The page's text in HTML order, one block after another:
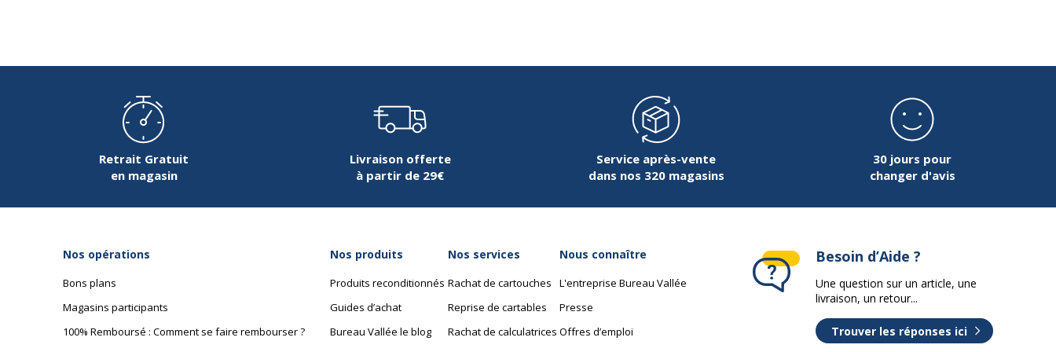
Poids du produit
Retrait Gratuit
en magasin
Livraison offerte
à partir de 29€
Service après-vente
dans nos 320 magasins
30 jours pour
changer d'avis
Nos opérations
Bons plans
Magasins participants
100% Remboursé : Comment se faire rembourser ?
Nos produits
Produits reconditionnés
Guides d’achat
Bureau Vallée le blog
Nos services
Rachat de cartouches
Reprise de cartables
Rachat de calculatrices
Nous connaître
L'entreprise Bureau Vallée
Presse
Offres d’emploi
Besoin d’Aide ?
Une question sur un article, une
livraison, un retour...
Trouver les réponses ici